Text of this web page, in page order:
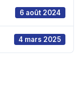
6 août 2024
4 mars 2025